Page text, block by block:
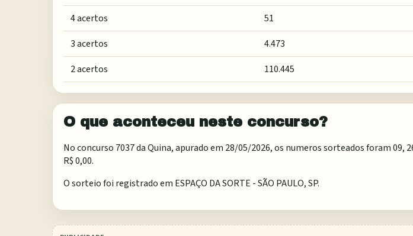
4 acertos
51
3 acertos
4.473
2 acertos
110.445
O que aconteceu neste concurso?
No concurso 7037 da Quina, apurado em 28/05/2026, os numeros sorteados foram
R$ 0,00.
O sorteio foi registrado em ESPAÇO DA SORTE - SÃO PAULO, SP.